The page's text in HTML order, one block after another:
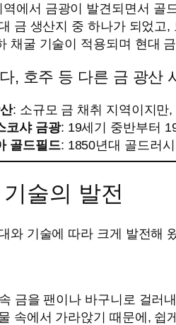
에서 금광이 발견되면서 골
금 생산지 중 하나가 되었고
채굴 기술이 적용되며 현대
, 호주 등 다른 금 광산
: 소규모 금 채취 지역이지만
코샤 금광: 19세기 중반부터
골드필드: 1850년대 골드러
술의 발전
와 기술에 따라 크게 발전해
금을 팬이나 바구니로 걸러
속에서 가라앉기 때문에, 쉽